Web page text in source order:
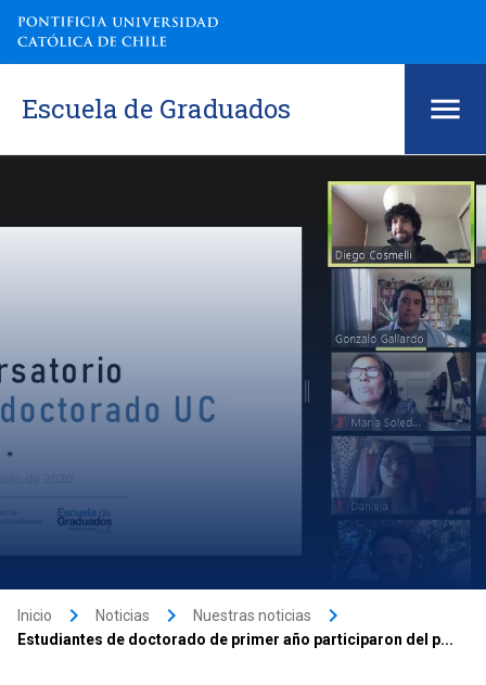
Escuela de Graduados
Inicio keyboard_arrow_right Noticias keyboard_arrow_right Nuestras noticias keyboard_arrow_right
Estudiantes de doctorado de primer año participaron del p...